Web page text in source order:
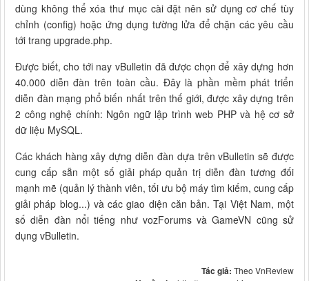
dùng không thể xóa thư mục cài đặt nên sử dụng cơ chế tùy
chỉnh (config) hoặc ứng dụng tường lửa để chặn các yêu cầu
tới trang upgrade.php.
Được biết, cho tới nay vBulletin đã được chọn để xây dựng hơn
40.000 diễn đàn trên toàn cầu. Đây là phần mềm phát triển
diễn đàn mạng phổ biến nhất trên thế giới, được xây dựng trên
2 công nghệ chính: Ngôn ngữ lập trình web PHP và hệ cơ sở
dữ liệu MySQL.
Các khách hàng xây dựng diễn đàn dựa trên vBulletin sẽ được
cung cấp sẵn một số giải pháp quản trị diễn đàn tương đối
mạnh mẽ (quản lý thành viên, tối ưu bộ máy tìm kiếm, cung cấp
giải pháp blog...) và các giao diện căn bản. Tại Việt Nam, một
số diễn đàn nổi tiếng như vozForums và GameVN cũng sử
dụng vBulletin.
Tác giả: Theo VnReview